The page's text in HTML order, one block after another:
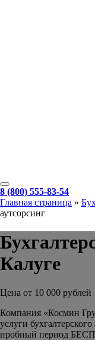
8 (800) 555-83-54
Главная страница »
аутсорсинг
Калуге
Цена от 10 000 рублей
Компания «Космин
услуги
пробный период